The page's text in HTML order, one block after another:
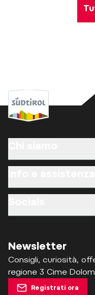
Newsletter
Consigli, curiosità,
regione 3 Cime
Registrati ora